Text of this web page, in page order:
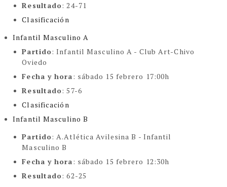
Resultado: 24-71
Clasificación
Infantil Masculino A
Partido: Infantil Masculino A - Club Art-Chivo
Oviedo
Fecha y hora: sábado 15 febrero 17:00h
Resultado: 57-6
Clasificación
Infantil Masculino B
Partido: A.Atlética Avilesina B - Infantil
Masculino B
Fecha y hora: sábado 15 febrero 12:30h
Resultado: 62-25